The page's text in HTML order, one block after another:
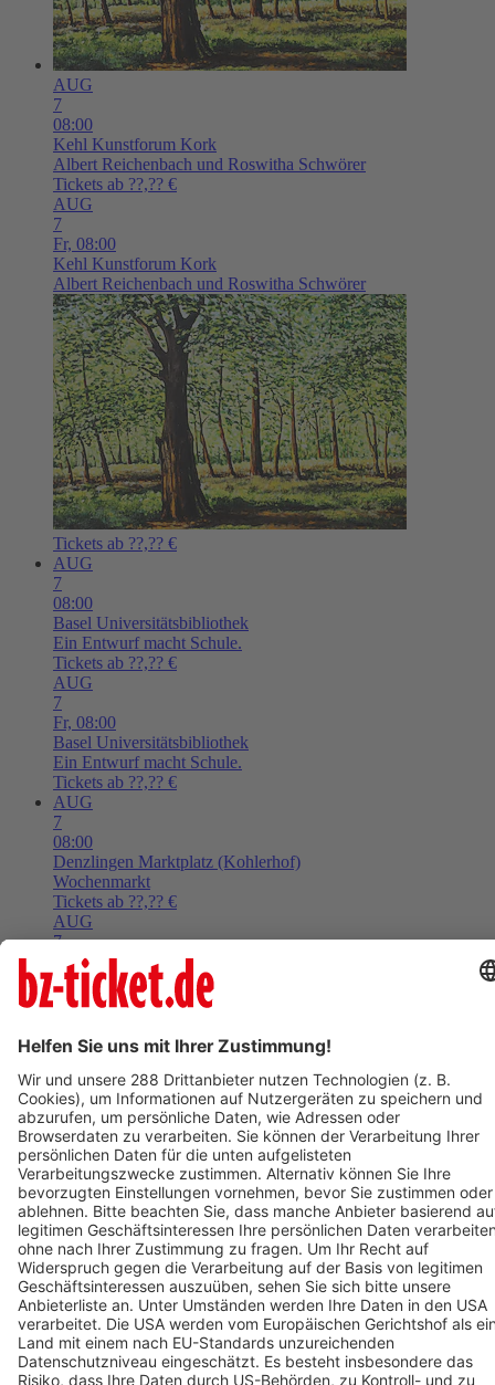
AUG
7
08:00
Kehl Kunstforum Kork
Albert Reichenbach und Roswitha Schwörer
Tickets ab ??,?? €
AUG
7
Fr, 08:00
Kehl Kunstforum Kork
Albert Reichenbach und Roswitha Schwörer
Tickets ab ??,?? €
AUG
7
08:00
Basel Universitätsbibliothek
Ein Entwurf macht Schule.
Tickets ab ??,?? €
AUG
7
Fr, 08:00
Basel Universitätsbibliothek
Ein Entwurf macht Schule.
Tickets ab ??,?? €
AUG
7
08:00
Denzlingen Marktplatz (Kohlerhof)
Wochenmarkt
Tickets ab ??,?? €
AUG
7
Fr, 08:00
Denzlingen Marktplatz (Kohlerhof)
Wochenmarkt
BZ-Card
Freiburg im Breisgau
Wolfgang Amadeus Mozart